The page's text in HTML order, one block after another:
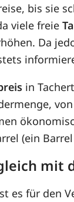
bis sie
viele freie
Da
in
(ein
mit
es für den